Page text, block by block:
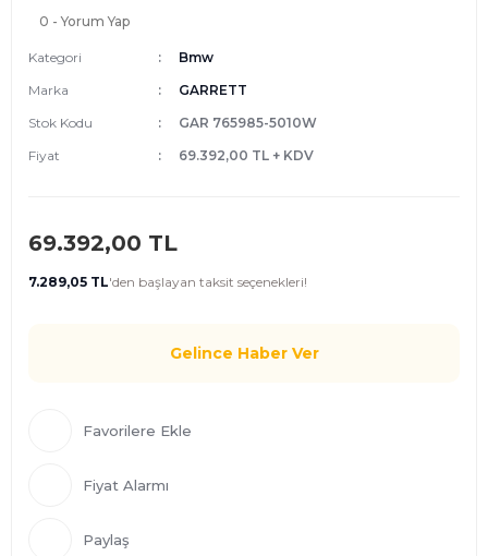
0 - Yorum Yap
Kategori
Bmw
Marka
GARRETT
Stok Kodu
GAR 765985-5010W
Fiyat
69.392,00 TL + KDV
69.392,00 TL
7.289,05 TL'den başlayan taksit seçenekleri!
Gelince Haber Ver
Fiyat Alarmı
Paylaş